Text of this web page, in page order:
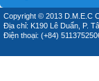
Copyright © 2013 D.M.E.C
Địa chỉ: K190 Lê Duẩn, P.
Điện thoại: (+84)